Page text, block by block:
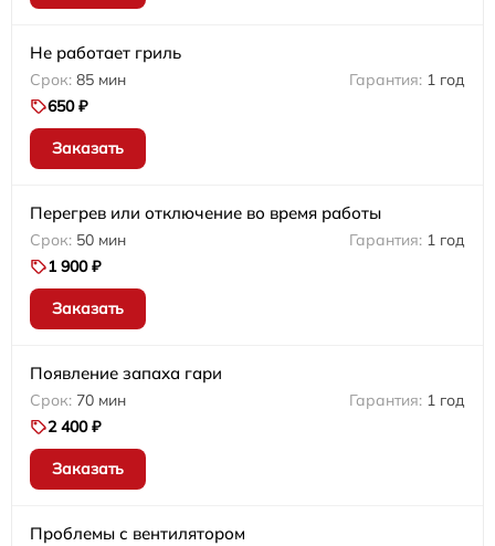
Не работает гриль
85 мин
1 год
650 ₽
Заказать
Перегрев или отключение во время работы
50 мин
1 год
1 900 ₽
Заказать
Появление запаха гари
70 мин
1 год
2 400 ₽
Заказать
Проблемы с вентилятором